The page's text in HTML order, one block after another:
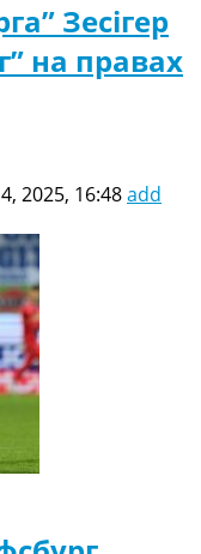
Зесігер
на правах
2025, 16:48add